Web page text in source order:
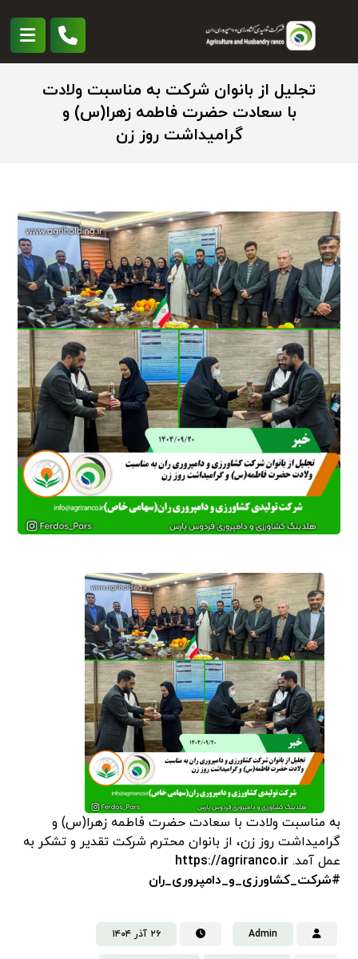
تجلیل از بانوان شرکت به مناسبت ولادت
با سعادت حضرت فاطمه زهرا(س) و
گرامیداشت روز زن
به مناسبت ولادت با سعادت حضرت فاطمه زهرا(س) و
گرامیداشت روز زن، از بانوان محترم شرکت تقدیر و تشکر به
عمل آمد.https://agriranco.ir
#شرکت_کشاورزی_و_دامپروری_ران
Admin ۲۶ آذر ۱۴۰۴